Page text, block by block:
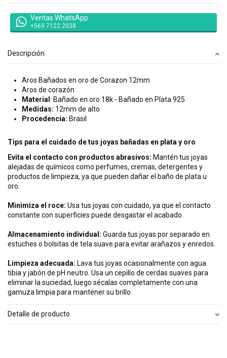
Ventas WhatsApp
+569 7122 2038
Descripción
Aros Bañados en oro de Corazon 12mm
Aros de corazón
Material : Bañado en oro 18k - Bañado en Plata 925
Medidas: 12mm de alto
Procedencia: Brasil
Tips para el cuidado de tus joyas bañadas en plata y oro
Evita el contacto con productos abrasivos: Mantén tus joyas
alejadas de químicos como perfumes, cremas, detergentes y
productos de limpieza, ya que pueden dañar el baño de plata u
oro.
Minimiza el roce: Usa tus joyas con cuidado, ya que el contacto
constante con superficies puede desgastar el acabado.
Almacenamiento individual: Guarda tus joyas por separado en
estuches o bolsitas de tela suave para evitar arañazos y enredos.
Limpieza adecuada: Lava tus joyas ocasionalmente con agua
tibia y jabón de pH neutro. Usa un cepillo de cerdas suaves para
eliminar la suciedad, luego sécalas completamente con una
gamuza limpia para mantener su brillo.
Detalle de producto